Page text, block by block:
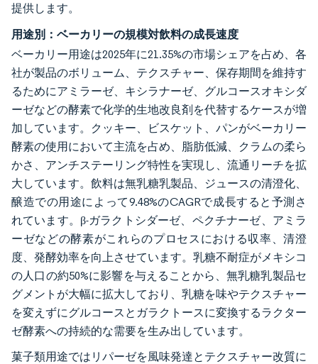
提供します。
用途別：ベーカリーの規模対飲料の成長速度
ベーカリー用途は2025年に21.35%の市場シェアを占め、各
社が製品のボリューム、テクスチャー、保存期間を維持す
るためにアミラーゼ、キシラナーゼ、グルコースオキシダ
ーゼなどの酵素で化学的生地改良剤を代替するケースが増
加しています。クッキー、ビスケット、パンがベーカリー
酵素の使用において主流を占め、脂肪低減、クラムの柔ら
かさ、アンチステーリング特性を実現し、流通リーチを拡
大しています。飲料は無乳糖乳製品、ジュースの清澄化、
醸造での用途によって9.48%のCAGRで成長すると予測さ
れています。β-ガラクトシダーゼ、ペクチナーゼ、アミラ
ーゼなどの酵素がこれらのプロセスにおける収率、清澄
度、発酵効率を向上させています。乳糖不耐症がメキシコ
の人口の約50%に影響を与えることから、無乳糖乳製品セ
グメントが大幅に拡大しており、乳糖を味やテクスチャー
を変えずにグルコースとガラクトースに変換するラクター
ゼ酵素への持続的な需要を生み出しています。
菓子類用途ではリパーゼを風味発達とテクスチャー改質に